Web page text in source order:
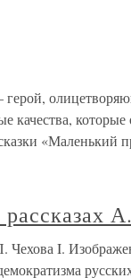
качества,
«Маленький
Чехова I.